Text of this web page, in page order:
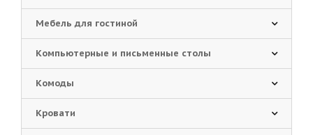
Мебель для гостиной
Компьютерные и письменные столы
Комоды
Кровати